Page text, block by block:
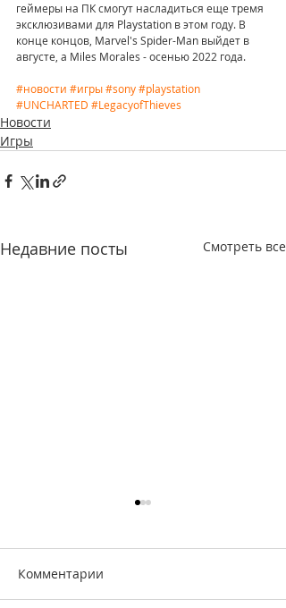
геймеры на ПК смогут насладиться еще тремя
эксклюзивами для Playstation в этом году. В
конце концов, Marvel's Spider-Man выйдет в
августе, а Miles Morales - осенью 2022 года.
#новости #игры#sony#playstation
#UNCHARTED #LegacyofThieves
Новости
Игры
Недавние посты Смотреть все
Комментарии